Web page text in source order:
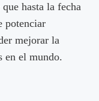
hasta la fecha
potenciar
mejorar la
en el mundo.